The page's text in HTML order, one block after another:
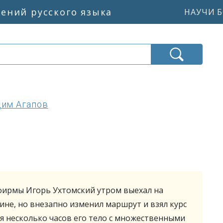
русского языка НАУЧИ
Агапов
Игорь Ухтомский утром выехал на
но внезапно изменил маршрут и взял курс
несколько часов его тело с множественными